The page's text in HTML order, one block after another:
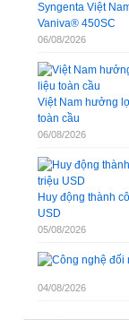
Syngenta Việt
Vaniva® 450SC
06/08/2026
Việt Nam hưởng
toàn cầu
06/08/2026
Huy động thành
USD
05/08/2026
04/08/2026